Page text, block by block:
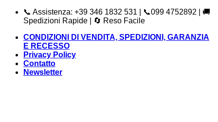
Salta
📞 Assistenza: +39 346 1832 531 | 📞099 4752892 | 🚚
Spedizioni Rapide | 🔄 Reso Facile
CONDIZIONI DI VENDITA, SPEDIZIONI, GARANZIA
E RECESSO
Privacy Policy
Contatto
Newsletter